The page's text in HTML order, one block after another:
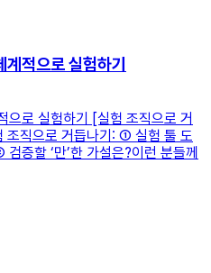
적으로 실험하기
로 실험하기 [실험 조직으로 거
직으로 거듭나기: ① 실험 툴 도
증할 ‘만’한 가설은?이런 분들께